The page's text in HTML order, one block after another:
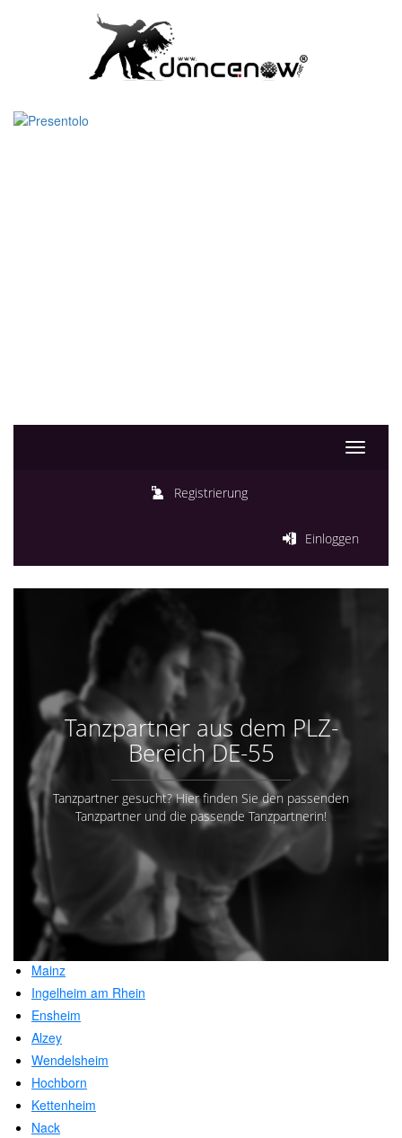
Toggle
Registrierung
Einloggen
Tanzpartner aus dem PLZ-
Bereich DE-55
Tanzpartner gesucht? Hier finden Sie den passenden
Tanzpartner und die passende Tanzpartnerin!
Mainz
Ingelheim am Rhein
Ensheim
Alzey
Wendelsheim
Hochborn
Kettenheim
Nack